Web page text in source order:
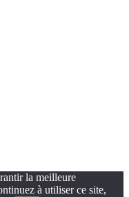
la meilleure
à utiliser ce site,